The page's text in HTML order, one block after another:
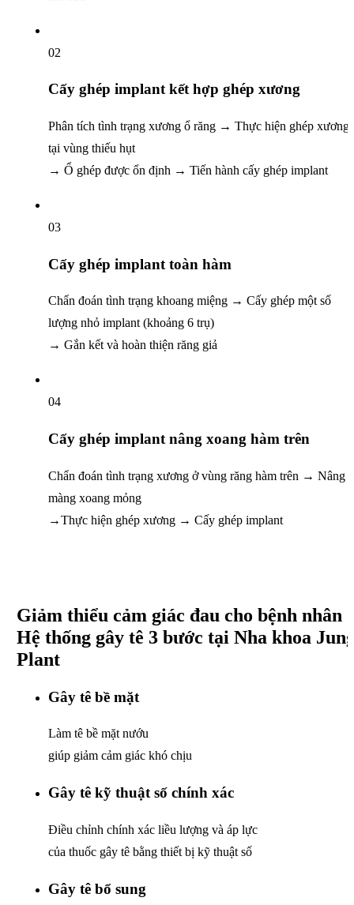
02
Cấy ghép implantkết hợp ghép xương
Phân tích tình trạng xương ổ răng→ Thực hiện ghép xương
tại vùng thiếu hụt
→ Ổ ghép được ổn định → Tiến hành cấy ghép implant
03
Cấy ghép implant toàn hàm
Chẩn đoán tình trạng khoang miệng→ Cấy ghép một số
lượng nhỏ implant (khoảng 6 trụ)
→ Gắn kết và hoàn thiện răng giả
04
Cấy ghép implantnâng xoang hàm trên
Chẩn đoán tình trạng xương ở vùng răng hàm trên → Nâng
màng xoang mỏng
→Thực hiện ghép xương→ Cấy ghép implant
Giảm thiểu cảm giác đau cho bệnh nhân
Hệ thống gây tê 3 bước tại Nha khoa
Plant
Gây tê bề mặt
Làm tê bề mặt nướu
giúp giảm cảm giác khó chịu
Gây tê kỹ thuật số chính xác
Điều chỉnh chính xác liều lượng và áp lực
của thuốc gây tê bằng thiết bị kỹ thuật số
Gây tê bổ sung